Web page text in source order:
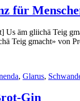
für
äm gliichä Teig
Teig gmacht» von
, Glarus,
Gin